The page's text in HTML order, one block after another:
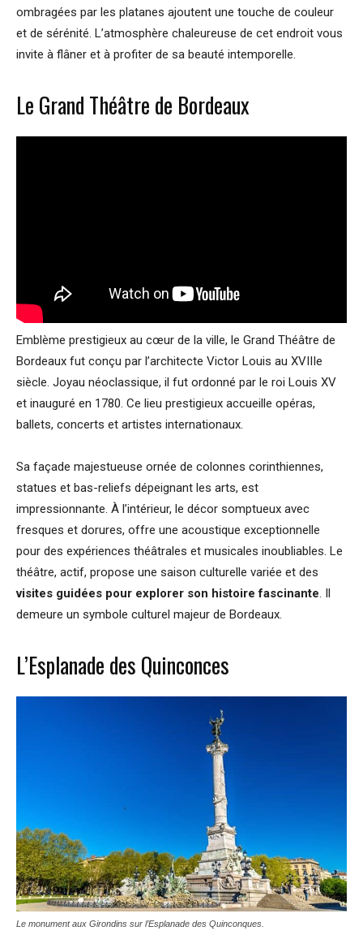
ombragées par les platanes ajoutent une touche de couleur
et de sérénité. L’atmosphère chaleureuse de cet endroit vous
invite à flâner et à profiter de sa beauté intemporelle.
Le Grand Théâtre de Bordeaux
Emblème prestigieux au cœur de la ville, le Grand Théâtre de
Bordeaux fut conçu par l’architecte Victor Louis au XVIIIe
siècle. Joyau néoclassique, il fut ordonné par le roi Louis XV
et inauguré en 1780. Ce lieu prestigieux accueille opéras,
ballets, concerts et artistes internationaux.
Sa façade majestueuse ornée de colonnes corinthiennes,
statues et bas-reliefs dépeignant les arts, est
impressionnante. À l’intérieur, le décor somptueux avec
fresques et dorures, offre une acoustique exceptionnelle
pour des expériences théâtrales et musicales inoubliables. Le
théâtre, actif, propose une saison culturelle variée et des
visites guidées pour explorer son histoire fascinante . Il
demeure un symbole culturel majeur de Bordeaux.
L’Esplanade des Quinconces
Le monument aux Girondins sur l’Esplanade des Quinconques.